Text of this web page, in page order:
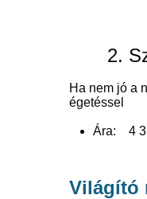
2.
Ha nem jó a
égetéssel
Ára: 4
Világító